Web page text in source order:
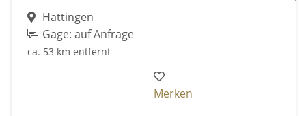
Hattingen
Gage: auf Anfrage
ca. 53 km entfernt
Merken